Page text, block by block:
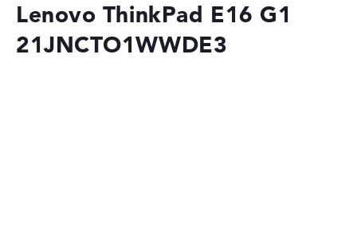
Merkzettel
Lenovo ThinkPad E16 G1
21JNCTO1WWDE3